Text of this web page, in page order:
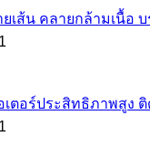
เส้น คลายกล้ามเนื้อ
ตอร์ประสิทธิภาพสูง